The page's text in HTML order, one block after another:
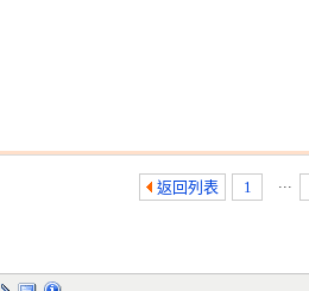
返回列表 1 ...